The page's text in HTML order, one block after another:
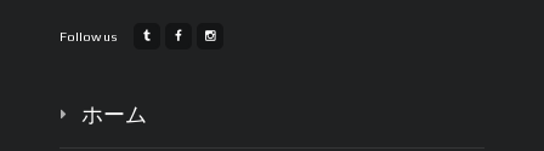
Follow us
ホーム